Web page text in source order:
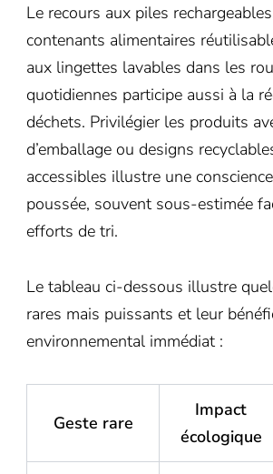
Le recours aux piles
contenants alimentaires
aux lingettes lavables dans les
quotidiennes participe aussi à la
déchets. Privilégier les produits
d’emballage ou designs
accessibles illustre une
poussée, souvent sous-estimée
efforts de tri.
Le tableau ci-dessous illustre
rares mais puissants et leur
environnemental immédiat :
Geste rare
Impact
écologique